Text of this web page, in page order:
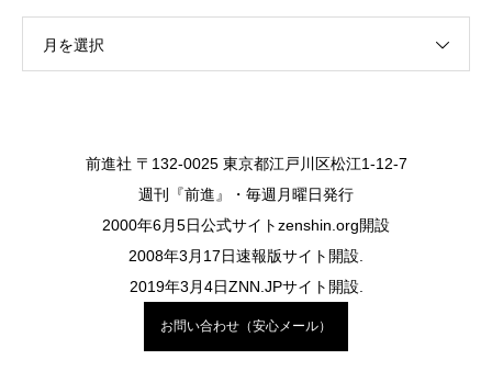
月を選択
前進社 〒132-0025 東京都江戸川区松江1-12-7
週刊『前進』・毎週月曜日発行
2000年6月5日公式サイトzenshin.org開設
2008年3月17日速報版サイト開設.
2019年3月4日ZNN.JPサイト開設.
お問い合わせ（安心メール）